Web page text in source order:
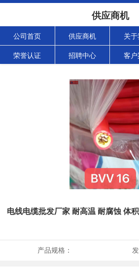
供应商机
公司首页 供应商机 关于
荣誉认证 招聘中心 客户
电线电缆批发厂家 耐高温 耐腐蚀 体
产品规格：